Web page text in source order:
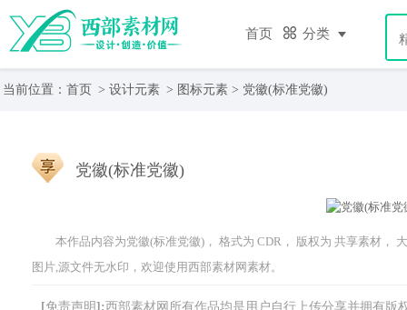
首页 分类
当前位置： 首页 > 设计元素 > 图标元素 > 党徽(标准党徽)
党徽(标准党徽)
本作品内容为党徽(标准党徽)， 格式为 CDR， 版权为 共享素材，
图片,源文件无水印，欢迎使用西部素材网素材。
[免责声明]:西部素材网所有作品均是用户自行上传分享并拥有